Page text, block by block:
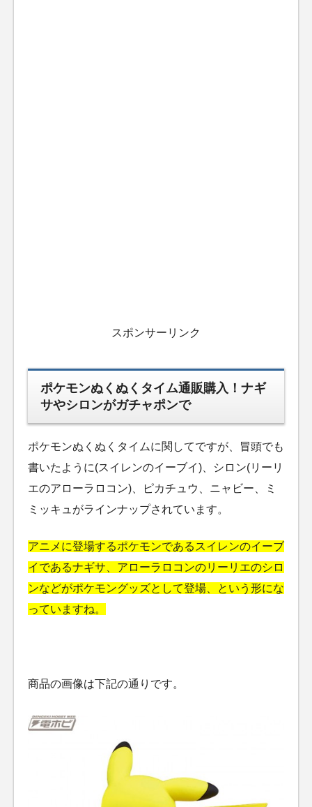
スポンサーリンク
ポケモンぬくぬくタイム通販購入！ナギ
サやシロンがガチャポンで
ポケモンぬくぬくタイムに関してですが、冒頭でも
書いたように(スイレンのイーブイ)、シロン(リーリ
エのアローラロコン)、ピカチュウ、ニャビー、ミ
ミッキュがラインナップされています。
アニメに登場するポケモンであるスイレンのイーブ
イであるナギサ、アローラロコンのリーリエのシロ
ンなどがポケモングッズとして登場、という形にな
っていますね。
商品の画像は下記の通りです。